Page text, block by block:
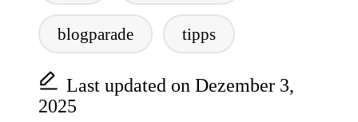
blogparade tipps
Last updated on Dezember 3,
2025